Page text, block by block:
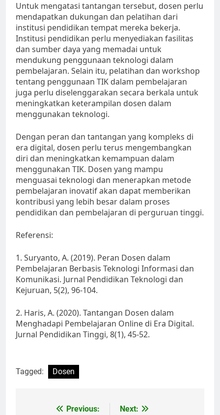
Untuk mengatasi tantangan tersebut, dosen perlu
mendapatkan dukungan dan pelatihan dari
institusi pendidikan tempat mereka bekerja.
Institusi pendidikan perlu menyediakan fasilitas
dan sumber daya yang memadai untuk
mendukung penggunaan teknologi dalam
pembelajaran. Selain itu, pelatihan dan workshop
tentang penggunaan TIK dalam pembelajaran
juga perlu diselenggarakan secara berkala untuk
meningkatkan keterampilan dosen dalam
menggunakan teknologi.
Dengan peran dan tantangan yang kompleks di
era digital, dosen perlu terus mengembangkan
diri dan meningkatkan kemampuan dalam
menggunakan TIK. Dosen yang mampu
menguasai teknologi dan menerapkan metode
pembelajaran inovatif akan dapat memberikan
kontribusi yang lebih besar dalam proses
pendidikan dan pembelajaran di perguruan tinggi.
Referensi:
1. Suryanto, A. (2019). Peran Dosen dalam
Pembelajaran Berbasis Teknologi Informasi dan
Komunikasi. Jurnal Pendidikan Teknologi dan
Kejuruan, 5(2), 96-104.
2. Haris, A. (2020). Tantangan Dosen dalam
Menghadapi Pembelajaran Online di Era Digital.
Jurnal Pendidikan Tinggi, 8(1), 45-52.
Tagged: Dosen
Previous: Next: